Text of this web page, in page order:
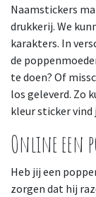
Naamstickers
drukkerij. We
karakters. In
de
te doen? Of
los geleverd. Zo
kleur sticker
Online een
Heb jij een
zorgen dat hij